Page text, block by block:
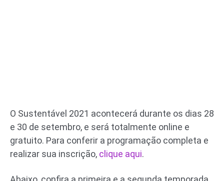
O Sustentável 2021 acontecerá durante os dias 28
e 30 de setembro, e será totalmente online e
gratuito. Para conferir a programação completa e
realizar sua inscrição, clique aqui.